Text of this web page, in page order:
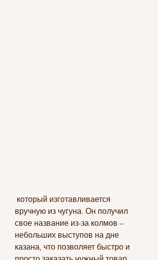
вручную из чугуна. Он получил
свое название из-за колмов –
небольших выступов на дне
казана, что позволяет быстро и